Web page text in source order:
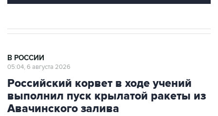
В РОССИИ
05:04, 6 августа 2026
Российский корвет в ходе учений
выполнил пуск крылатой ракеты из
Авачинского залива